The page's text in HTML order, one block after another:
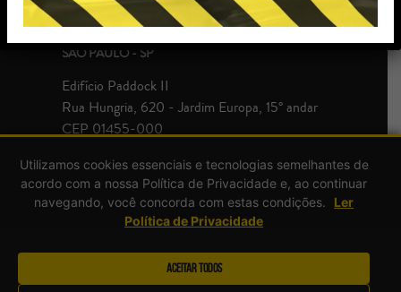
SÃO PAULO - SP
Edifício Paddock II
Rua Hungria, 620 - Jardim Europa, 15° andar
CEP 01455-000
+55 51 3093.7300
Utilizamos cookies essenciais e tecnologias semelhantes de
acordo com a nossa Política de Privacidade e, ao continuar
navegando, você concorda com estas condições.
Ler
Política de Privacidade
Aceitar Todos